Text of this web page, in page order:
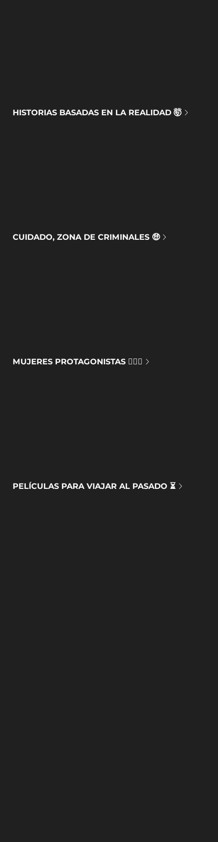
HISTORIAS BASADAS EN LA REALIDAD 🤯
CUIDADO, ZONA DE CRIMINALES 🤑
MUJERES PROTAGONISTAS 🙅🏻‍♀️​
PELÍCULAS PARA VIAJAR AL PASADO ⏳